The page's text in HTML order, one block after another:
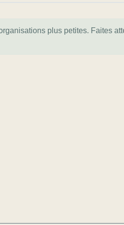
plus petites. Faites